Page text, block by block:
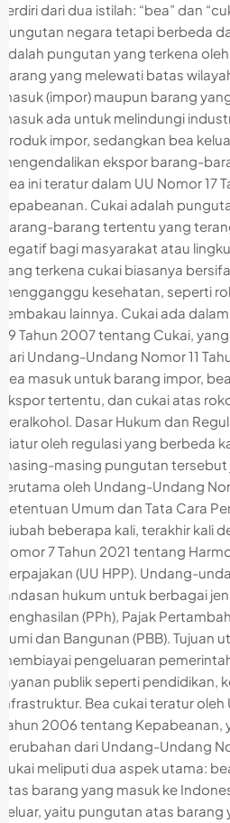
Terdiri dari dua istilah: “bea” dan
pungutan negara tetapi berbeda
adalah pungutan yang terkena
barang yang melewati batas
masuk (impor) maupun barang
masuk ada untuk melindungi
produk impor, sedangkan bea
mengendalikan ekspor barang-
bea ini teratur dalam UU Nomor 17
Kepabeanan. Cukai adalah
barang-barang tertentu yang
negatif bagi masyarakat atau
yang terkena cukai biasanya
mengganggu kesehatan, seperti
tembakau lainnya. Cukai ada
39 Tahun 2007 tentang Cukai,
dari Undang-Undang Nomor 11
Bea masuk untuk barang impor,
ekspor tertentu, dan cukai atas
beralkohol. Dasar Hukum dan
diatur oleh regulasi yang berbeda
masing-masing pungutan
terutama oleh Undang-Undang
Ketentuan Umum dan Tata Cara
diubah beberapa kali, terakhir kali
Nomor 7 Tahun 2021 tentang
Perpajakan (UU HPP). Undang-
landasan hukum untuk berbagai
Penghasilan (PPh), Pajak
Bumi dan Bangunan (PBB). Tujuan
membiayai pengeluaran
layanan publik seperti pendidikan,
infrastruktur. Bea cukai teratur
Tahun 2006 tentang Kepabeanan,
perubahan dari Undang-Undang
cukai meliputi dua aspek utama:
atas barang yang masuk ke
keluar, yaitu pungutan atas